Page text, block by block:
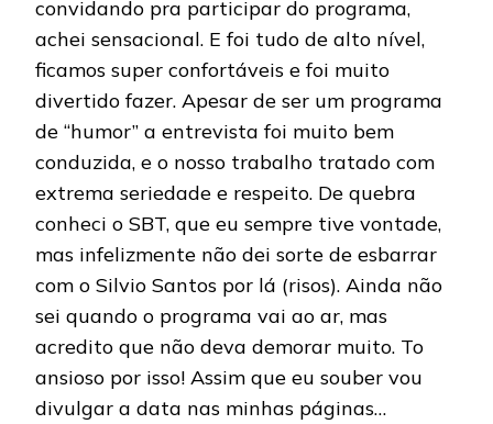
convidando pra participar do programa,
achei sensacional. E foi tudo de alto nível,
ficamos super confortáveis e foi muito
divertido fazer. Apesar de ser um programa
de “humor” a entrevista foi muito bem
conduzida, e o nosso trabalho tratado com
extrema seriedade e respeito. De quebra
conheci o SBT, que eu sempre tive vontade,
mas infelizmente não dei sorte de esbarrar
com o Silvio Santos por lá (risos). Ainda não
sei quando o programa vai ao ar, mas
acredito que não deva demorar muito. To
ansioso por isso! Assim que eu souber vou
divulgar a data nas minhas páginas…